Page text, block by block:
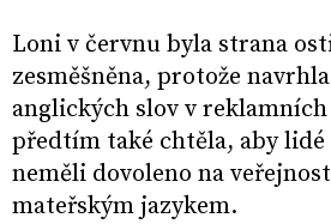
Loni v červnu byla strana
zesměšněna, protože
anglických slov v
předtím také chtěla, aby
neměli dovoleno na
mateřským jazykem.